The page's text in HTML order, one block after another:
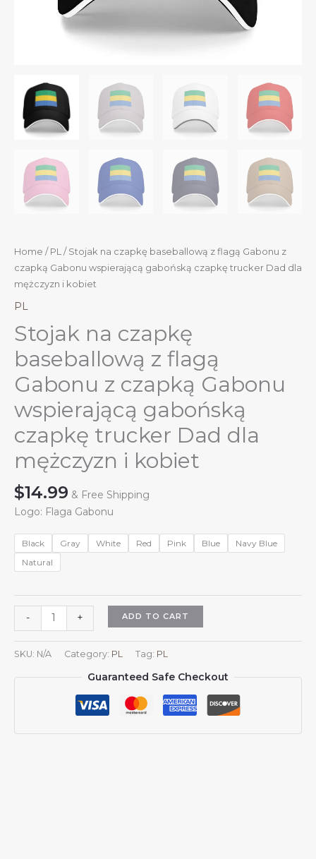
Home / PL / Stojak na czapkę baseballową z flagą Gabonu z
czapką Gabonu wspierającą gabońską czapkę trucker Dad dla
mężczyzn i kobiet
PL
Stojak na czapkę
baseballową z flagą
Gabonu z czapką Gabonu
wspierającą gabońską
czapkę trucker Dad dla
mężczyzn i kobiet
$14.99 & Free Shipping
Logo: Flaga Gabonu
Black Gray White Red Pink Blue
Navy Blue
Natural
-
na
czapkę
baseballową
z
+ ADD TO CART
SKU: N/A Category: PL Tag: PL
Guaranteed Safe Checkout